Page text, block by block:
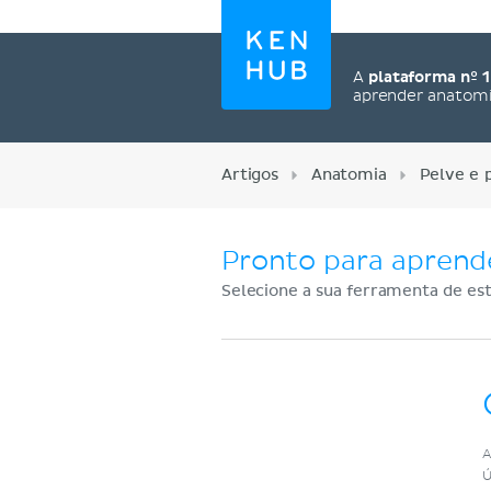
A plataforma nº 1
aprender
Artigos Anatomia Pelve e
Pronto para
Selecione a sua ferramenta de